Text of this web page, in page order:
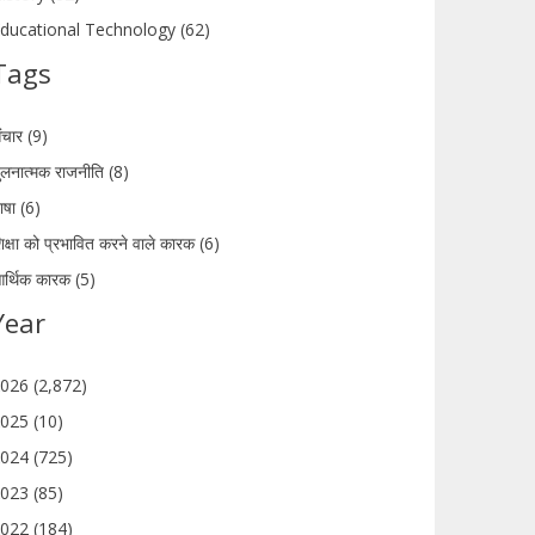
Technology (62)
(9)
राजनीति (8)
(6)
को प्रभावित करने वाले कारक (6)
कारक (5)
(2,872)
(10)
(725)
(85)
(184)